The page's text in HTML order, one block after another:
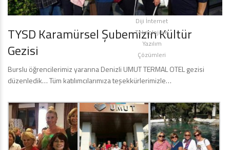
TYSD Karamürsel Şubemizin Kültür
Gezisi
Burslu öğrencilerimiz yararına Denizli UMUT TERMAL OTEL gezisi
düzenledik… Tüm katılımcılarımıza teşekkürlerimizle…
Diji İnternet
Teknoloji ve
Yazılım
Çözümleri